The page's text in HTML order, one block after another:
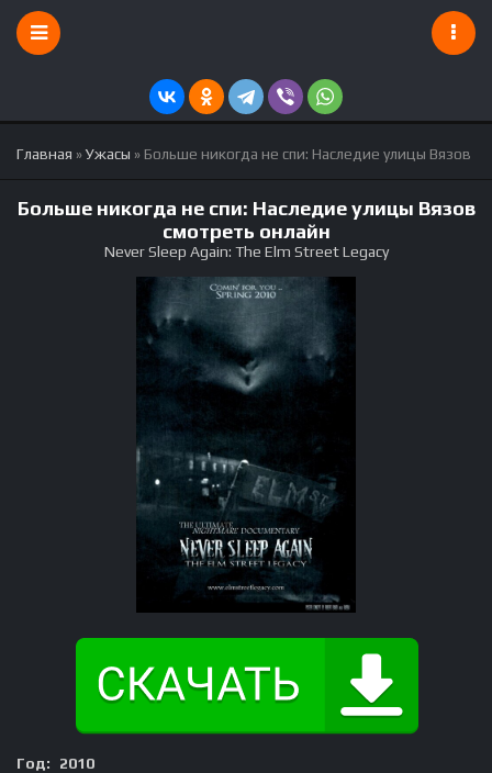
Главная »Ужасы » Больше никогда не спи: Наследие улицы Вязов
Больше никогда не спи: Наследие улицы Вязов
смотреть онлайн
Never Sleep Again: The Elm Street Legacy
Год:
2010